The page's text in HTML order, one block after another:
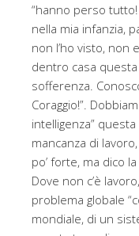
“hanno perso tutto!
nella mia infanzia,
non l’ho visto, non
dentro casa
sofferenza.
Coraggio!”.
intelligenza”
mancanza di
po’ forte, ma dico
Dove non c’è
problema globale
mondiale, di un